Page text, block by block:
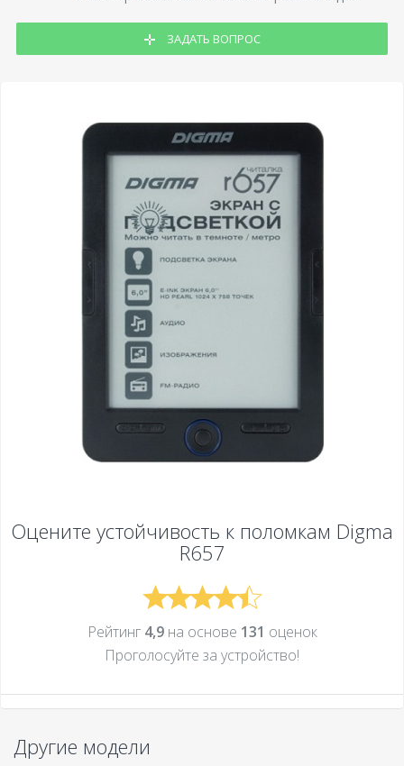
ЗАДАТЬ ВОПРОС
Оцените устойчивость к поломкам Digma
R657
Рейтинг 4,9на основе 131 оценок
Проголосуйте за устройcтво!
Другие модели